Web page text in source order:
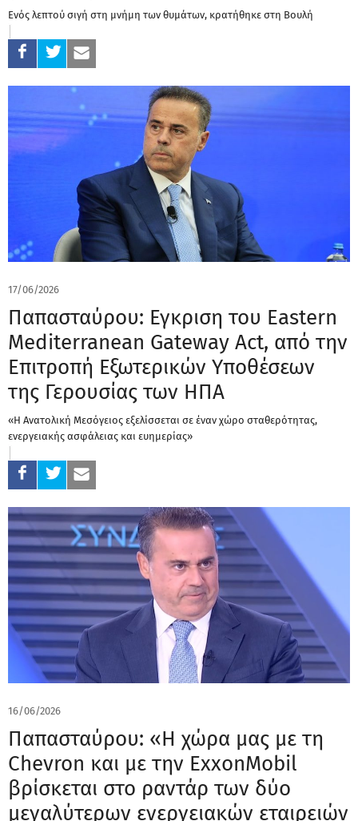
Ενός λεπτού σιγή στη μνήμη των θυμάτων, κρατήθηκε στη Βουλή
17/06/2026
Παπασταύρου: Εγκριση του Eastern
Mediterranean Gateway Act, από την
Επιτροπή Εξωτερικών Υποθέσεων
της Γερουσίας των ΗΠΑ
«Η Ανατολική Μεσόγειος εξελίσσεται σε έναν χώρο σταθερότητας,
ενεργειακής ασφάλειας και ευημερίας»
16/06/2026
Παπασταύρου: «Η χώρα μας με τη
Chevron και με την ExxonMobil
βρίσκεται στο ραντάρ των δύο
μεγαλύτερων ενεργειακών εταιρειών